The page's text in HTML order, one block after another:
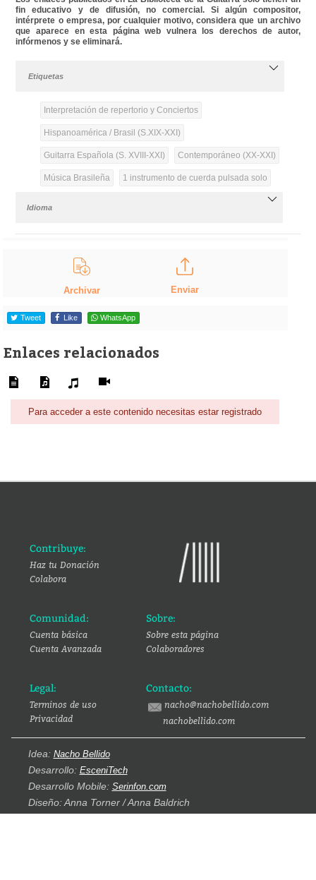
fin educativo y de difusión, no comercial. Si algún compositor,
intérprete o empresa, por cualquier motivo, considera que un archivo
que aparece en esta página web vulnera los derechos de autor,
infórmenos y se eliminará.
Etiquetas
Interpretación de repertorio y Conciertos
Hispanoamérica / Brasil (S.XIX-XXI)
Guitarra Española (S. XVIII-XXI) Contemporáneo (XX-XXI)
Música Brasileña 1 instrumento de cuerda pulsada solo
Idioma
Archivar Enviar
Tweet Like WhatsApp
Enlaces relacionados
Para acceder a este contenido necesitas estar registrado
Contribuye:
Haz tu Donación
Colabora
Comunidad:
Cuenta básica
Cuenta Avanzada
Sobre:
Sobre esta página
Colaboradores
Legal:
Terminos de uso
Privacidad
Contacto:
nacho@nachobellido.com
nachobellido.com
Idea: Nacho Bellido
Desarrollo: EsceniTech
Desarrollo Mobile: Serinfon.com
Diseño: Anna Torner / Anna Baldrich